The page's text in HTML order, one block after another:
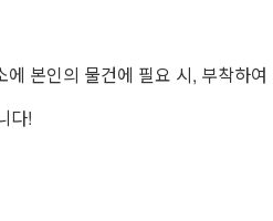
본인의 물건에 필요 시, 부착하
다!